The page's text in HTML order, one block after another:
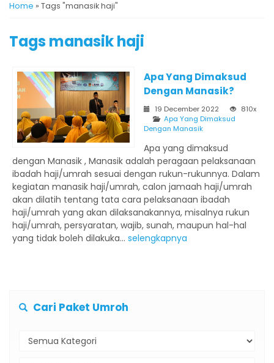
Home » Tags "manasik haji"
Tags manasik haji
Apa Yang Dimaksud
Dengan Manasik?
19 December 2022
810x
Apa Yang Dimaksud
Dengan Manasik
Apa yang dimaksud
dengan Manasik , Manasik adalah peragaan pelaksanaan
ibadah haji/umrah sesuai dengan rukun-rukunnya. Dalam
kegiatan manasik haji/umrah, calon jamaah haji/umrah
akan dilatih tentang tata cara pelaksanaan ibadah
haji/umrah yang akan dilaksanakannya, misalnya rukun
haji/umrah, persyaratan, wajib, sunah, maupun hal-hal
yang tidak boleh dilakuka... selengkapnya
Cari Paket Umroh